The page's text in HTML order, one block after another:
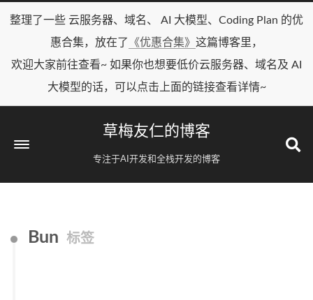
整理了一些 云服务器、域名、 AI 大模型、Coding Plan 的优
惠合集，放在了
《优惠合集》 这篇博客里，
欢迎大家前往查看~ 如果你也想要低价云服务器、域名及 AI
大模型的话，可以点击上面的链接查看详情~
草梅友仁的博客
专注于AI开发和全栈开发的博客
Bun 标签